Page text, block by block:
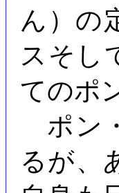
ん）の
スそし
てのポ
ポン
るが、